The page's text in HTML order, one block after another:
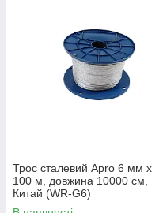
Трос сталевий Apro 6 мм х
100 м, довжина 10000 см,
Китай (WR-G6)